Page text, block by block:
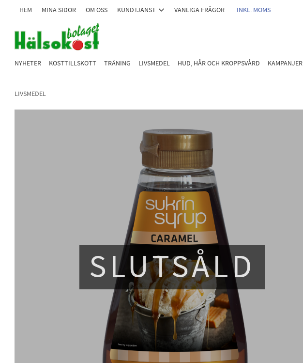
HEM MINA SIDOR OM OSS KUNDTJÄNST VANLIGA FRÅGOR INKL. MOMS
NYHETER KOSTTILLSKOTT TRÄNING LIVSMEDEL HUD, HÅR OCH KROPPSVÅRD KAMPANJER
LIVSMEDEL
SLUTSÅLD